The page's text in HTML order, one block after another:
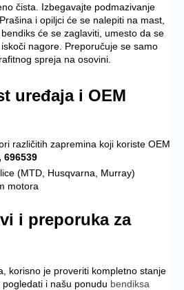
čista. Izbegavajte podmazivanje
i opiljci će se nalepiti na mast,
će se zaglaviti, umesto da se
nagore. Preporučuje se samo
spreja na osovini.
uređaja i OEM
različitih zapremina koji koriste OEM
696539
(MTD, Husqvarna, Murray)
motora
i preporuka za
korisno je proveriti kompletno stanje
i našu ponudu bendiksa